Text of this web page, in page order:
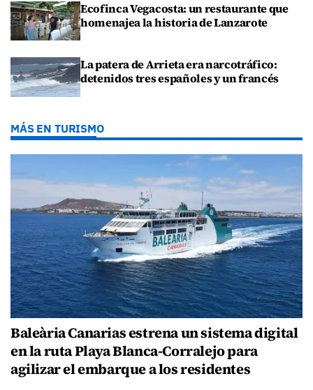
Ecofinca Vegacosta: un restaurante que
homenajea la historia de Lanzarote
La patera de Arrieta era narcotráfico:
detenidos tres españoles y un francés
MÁS EN TURISMO
Baleària Canarias estrena un sistema digital
en la ruta Playa Blanca-Corralejo para
agilizar el embarque a los residentes